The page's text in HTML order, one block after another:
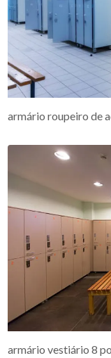
armário roupeiro de
armário vestiário 8